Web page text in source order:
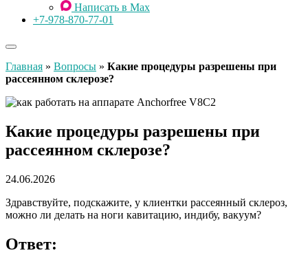
Написать в Max
+7-978-870-77-01
Главная » Вопросы » Какие процедуры разрешены при
рассеянном склерозе?
Какие процедуры разрешены при
рассеянном склерозе?
24.06.2026
Здравствуйте, подскажите, у клиентки рассеянный склероз,
можно ли делать на ноги кавитацию, индибу, вакуум?
Ответ: